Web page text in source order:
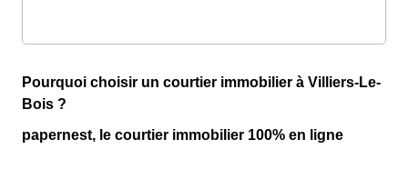
Pourquoi choisir un courtier immobilier à Villiers-Le-
Bois ?
papernest, le courtier immobilier 100% en ligne